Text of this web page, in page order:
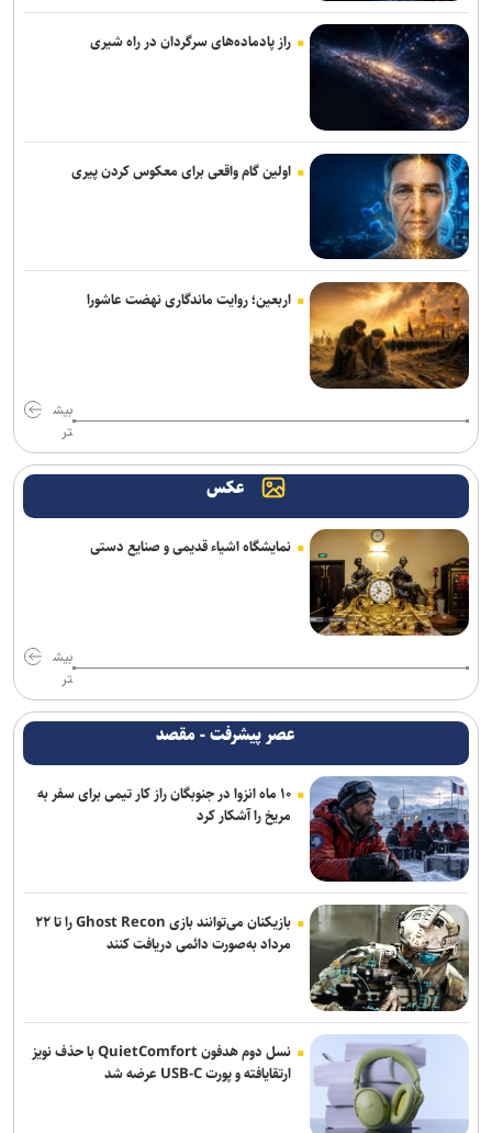
هستند
سناتور آمریکایی: جنگ غیرقانونی ترامپ علیه ایران باید فوراً متوقف شود
آمریکا تحریم‌های جدید علیه ایران اعمال کرد
سی‌ان‌ان: فرماندهان آمریکایی به دنبال راه خروج از جنگ با ایران هستند
قالیباف: قلم، امتداد شمشیر عدالت و رسانه، سنگر پاسداری از حقیقت
است
مدیر فرودگاه صنعاء: محاصره عربستان ۲۴ میلیون مسافر را محروم کرد
استفان والت: جنگ‌های آمریکا علیه ایران «فاجعه‌ای تمام‌عیار» و محصول
راهبردهای شکست‌خورده است
ادعای حکومت جولانی درباره خنثی‌سازی عملیات داعش در دمشق
روسیه: رقابت برای دبیرکلی سازمان ملل همچنان باز است
پیام وزیر کشور به مناسبت روز خبرنگار
اعتراف رسانه‌های خارجی به شکست ترامپ حاصل مجاهدت رسانه‌های
تبعات جنگ دامن اسرائیل را هم گرفت/ نتانیاهو به دنبال افزایش ۱۴
میلیارد دلاری بودجه نظامی در بحبوحه بحران اقتصادی
یورش صهیونیست‌ها به چند منطقه در کرانه باختری
ارسال بیش از ۲۵۰۰ محموله سلاح هند برای رژیم صهیونیستی
عارف: جنگ اصلی امروز، جنگ روایت‌ها بر سر امید و هویت ملی است
امیر ابوترابی: خبرنگاران زمینه‌ساز تقویت بصیرت عمومی جامعه هستند
راز پادماده‌های سرگردان در راه شیری
اولین گام واقعی برای معکوس کردن پیری
اربعین؛ روایت ماندگاری نهضت عاشورا
بیش
تر
عکس
نمایشگاه اشیاء قدیمی و صنایع دستی
بیش
تر
عصر پیشرفت - مقصد
۱۰ ماه انزوا در جنوبگان راز کار تیمی برای سفر به
مریخ را آشکار کرد
بازیکنان می‌توانند بازی Ghost Recon را تا ۲۲
مرداد به‌صورت دائمی دریافت کنند
نسل دوم هدفون QuietComfort با حذف نویز
ارتقایافته و پورت USB-C عرضه شد